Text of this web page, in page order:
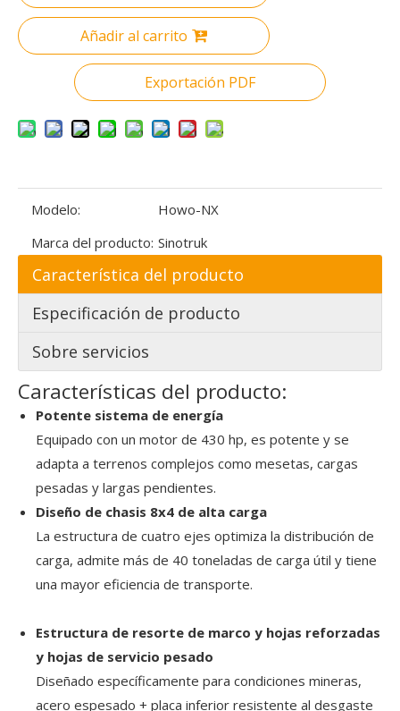
Añadir al carrito
Exportación PDF
Modelo:
Howo-NX
Marca del producto: Sinotruk
Característica del producto
Especificación de producto
Sobre servicios
Características del producto:
Potente sistema de energía
Equipado con un motor de 430 hp, es potente y se
adapta a terrenos complejos como mesetas, cargas
pesadas y largas pendientes.
Diseño de chasis 8x4 de alta carga
La estructura de cuatro ejes optimiza la distribución de
carga, admite más de 40 toneladas de carga útil y tiene
una mayor eficiencia de transporte.
Estructura de resorte de marco y hojas reforzadas
y hojas de servicio pesado
Diseñado específicamente para condiciones mineras,
acero espesado + placa inferior resistente al desgaste